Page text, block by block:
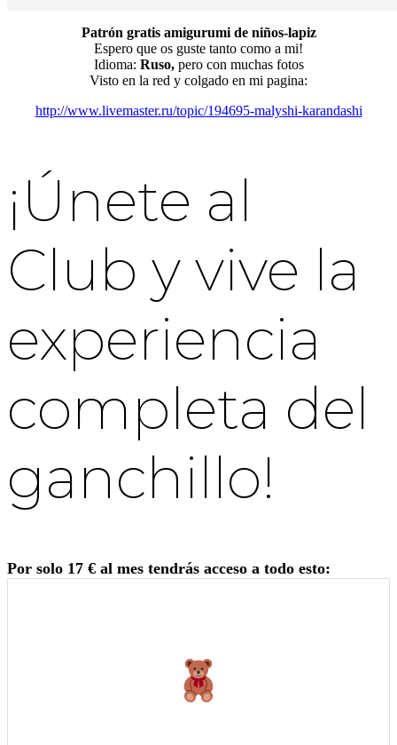
Patrón gratis amigurumi de niños-lapiz
Espero que os guste tanto como a mi!
Idioma: Ruso, pero con muchas fotos
Visto en la red y colgado en mi pagina:
http://www.livemaster.ru/topic/194695-malyshi-karandashi
¡Únete al
Club y vive la
experiencia
completa del
ganchillo!
Por solo 17 € al mes tendrás acceso a todo esto: